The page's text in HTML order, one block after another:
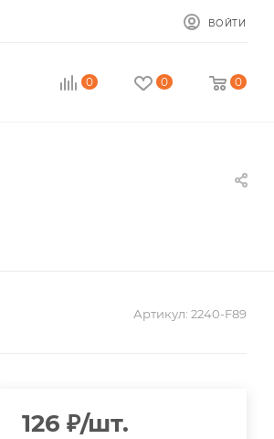
ВОЙТИ
0 0 0
Артикул: 2240-F89
126 ₽/шт.